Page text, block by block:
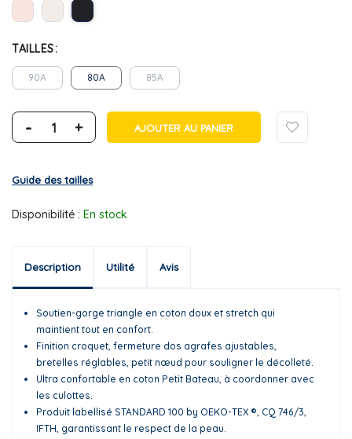
TAILLES
90A 80A 85A
- + AJOUTER AU PANIER
Guide des tailles
Disponibilité : En stock
Description Utilité Avis
Soutien-gorge triangle en coton doux et stretch qui
maintient tout en confort.
Finition croquet, fermeture dos agrafes ajustables,
bretelles réglables, petit nœud pour souligner le décolleté.
Ultra confortable en coton Petit Bateau, à coordonner avec
les culottes.
Produit labellisé STANDARD 100 by OEKO-TEX ®, CQ 746/3,
IFTH, garantissant le respect de la peau.